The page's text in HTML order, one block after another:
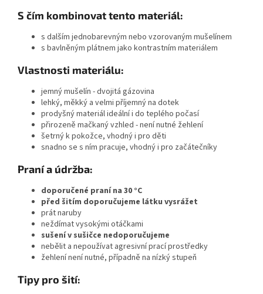
S čím kombinovat tento materiál:
s dalším jednobarevným nebo vzorovaným mušelínem
s bavlněným plátnem jako kontrastním materiálem
Vlastnosti materiálu:
jemný mušelín - dvojitá gázovina
lehký, měkký a velmi příjemný na dotek
prodyšný materiál ideální i do teplého počasí
přirozeně mačkaný vzhled - není nutné žehlení
šetrný k pokožce, vhodný i pro děti
snadno se s ním pracuje, vhodný i pro začátečníky
Praní a údržba:
doporučené praní na 30 °C
před šitím doporučujeme látku vysrážet
prát naruby
neždímat vysokými otáčkami
sušení v sušičce nedoporučujeme
nebělit a nepoužívat agresivní prací prostředky
žehlení není nutné, případně na nízký stupeň
Tipy pro šití: